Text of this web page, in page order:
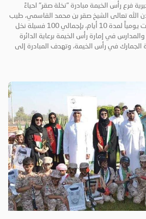
فرع رأس الخيمة مبادرة "نخلة صقر" احياءً
الله تعالى الشيخ صقر بن محمد القاسمي، طيب
الله ثراه، فتم توزيع 10 نخلات يومياً لمدة 10 أيام، بإجمالي 100 فسيلة نخل
في إمارة رأس الخيمة برعاية الدائرة
الجمارك في رأس الخيمة، وتهدف المبادرة إلى